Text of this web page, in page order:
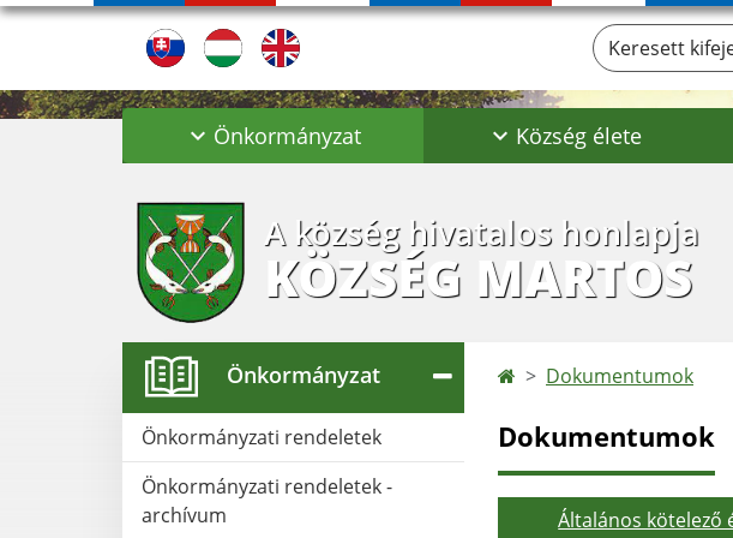
Keresett
Önkormányzat Község élete
A község hivatalos honlapja
KÖZSÉG MARTOS
Önkormányzat
Önkormányzati rendeletek
Önkormányzati rendeletek -
archívum
Dokumentumok
Dokumentumok
Általános kötelező